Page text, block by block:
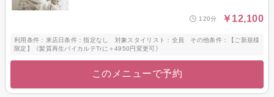
120分 ￥12,100
利用条件：来店日条件：指定なし 対象スタイリスト：全員 その他条件：【ご新規様
限定】《髪質再生バイカルテTrに＋4950円変更可》
このメニューで予約